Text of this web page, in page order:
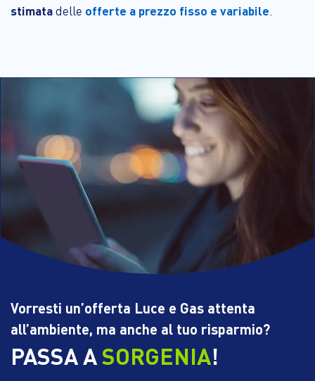
stimatadelle offerte a prezzo fisso e variabile.
Vorresti un’offerta Luce e Gas attenta
all’ambiente, ma anche al tuo risparmio?
PASSA ASORGENIA!